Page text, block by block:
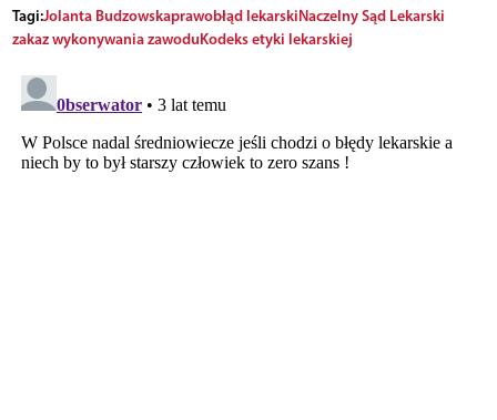
Tagi:Jolanta Budzowskaprawobłąd lekarskiNaczelny Sąd Lekarski
zakaz wykonywania zawoduKodeks etyki lekarskiej